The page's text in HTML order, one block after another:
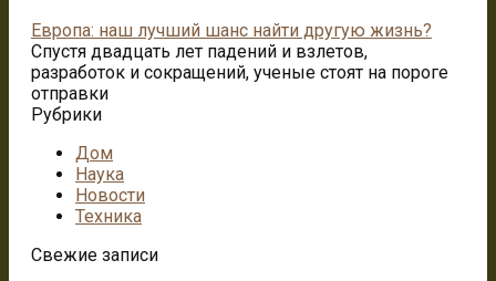
Европа: наш лучший шанс найти другую жизнь?
Спустя двадцать лет падений и взлетов,
разработок и сокращений, ученые стоят на пороге
отправки
Рубрики
Дом
Наука
Новости
Техника
Свежие записи